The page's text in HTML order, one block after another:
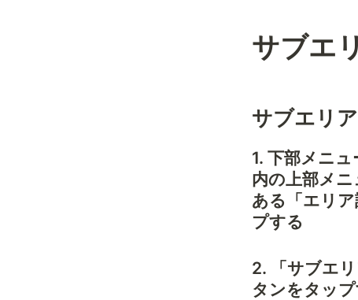
サブエ
サブエリ
1. 下部メニ
内の上部メ
ある「エリ
プする
2. 「サブエ
タンをタッ